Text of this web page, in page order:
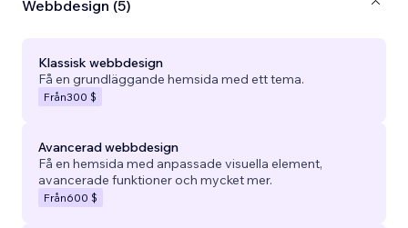
Webbdesign (5)
Klassisk webbdesign
Få en grundläggande hemsida med ett tema.
Från300 $
Avancerad webbdesign
Få en hemsida med anpassade visuella element,
avancerade funktioner och mycket mer.
Från600 $